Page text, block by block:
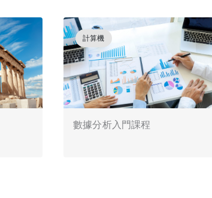
計算機
數據分析入門課程